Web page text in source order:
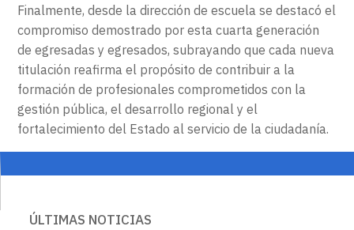
Finalmente, desde la dirección de escuela se destacó el
compromiso demostrado por esta cuarta generación
de egresadas y egresados, subrayando que cada nueva
titulación reafirma el propósito de contribuir a la
formación de profesionales comprometidos con la
gestión pública, el desarrollo regional y el
fortalecimiento del Estado al servicio de la ciudadanía.
ÚLTIMAS NOTICIAS